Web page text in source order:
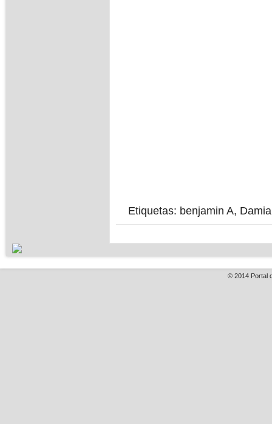
Etiquetas: benjamin A,
© 2014 Portal